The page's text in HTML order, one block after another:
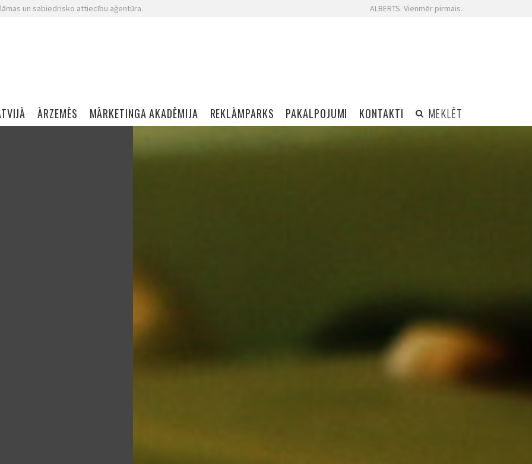
un sabiedrisko attiecību aģentūra. ALBERTS. Vienmēr pirmais.
ĀRZEMĒS MĀRKETINGA AKADĒMIJA REKLĀMPARKS PAKALPOJUMI KONTAKTI MEKLĒT